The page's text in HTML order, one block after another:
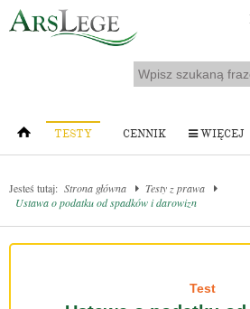
TESTY CENNIK WIĘCEJ
Jesteś tutaj: Strona główna
Testy z prawa
Ustawa o podatku od spadków i darowizn
Test